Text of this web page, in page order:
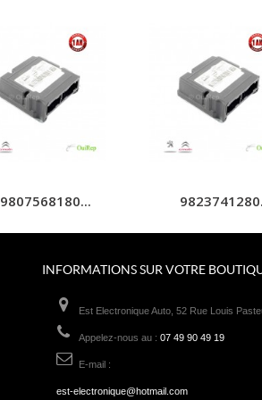
9807568180...
INFORMATIONS SUR VOTRE
Est Electronique Auto, 52 Rue Louis
Appelez-nous au :07 49 90 49 19
E-mail :
est-electronique@hotmail.com